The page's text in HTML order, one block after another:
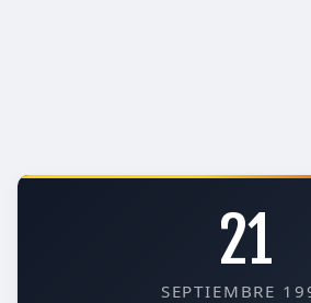
21
SEPTIEMBRE